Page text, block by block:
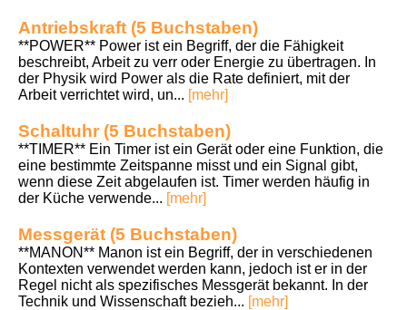
Antriebskraft (5 Buchstaben)
**POWER** Power ist ein Begriff, der die Fähigkeit
beschreibt, Arbeit zu verr oder Energie zu übertragen. In
der Physik wird Power als die Rate definiert, mit der
Arbeit verrichtet wird, un... [mehr]
Schaltuhr (5 Buchstaben)
**TIMER** Ein Timer ist ein Gerät oder eine Funktion, die
eine bestimmte Zeitspanne misst und ein Signal gibt,
wenn diese Zeit abgelaufen ist. Timer werden häufig in
der Küche verwende... [mehr]
Messgerät (5 Buchstaben)
**MANON** Manon ist ein Begriff, der in verschiedenen
Kontexten verwendet werden kann, jedoch ist er in der
Regel nicht als spezifisches Messgerät bekannt. In der
Technik und Wissenschaft bezieh... [mehr]